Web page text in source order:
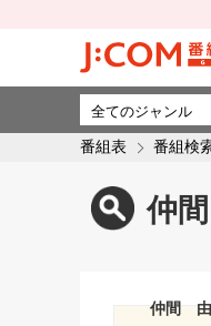
番組表 番組検
仲
仲間 由